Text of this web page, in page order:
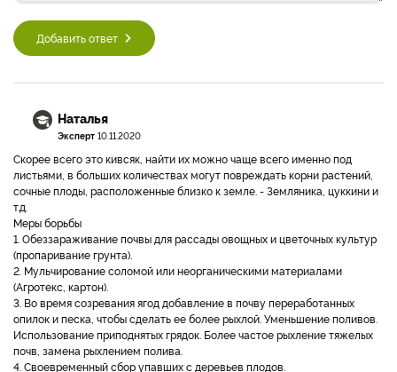
Добавить ответ
Наталья
Эксперт 10.11.2020
Скорее всего это кивcяк, найти их можно чаще всего именно под
листьями, в больших количествах могут повреждать корни растений,
сочные плоды, расположенные близко к земле. - Земляника, цуккини и
т.д.
Меры борьбы
1. Обеззараживание почвы для рассады овощных и цветочных культур
(пропаривание грунта).
2. Мульчирование соломой или неорганическими материалами
(Агротекс, картон).
3. Во время созревания ягод добавление в почву переработанных
опилок и песка, чтобы сделать ее более рыхлой. Уменьшение поливов.
Использование приподнятых грядок. Более частое рыхление тяжелых
почв, замена рыхлением полива.
4. Своевременный сбор упавших с деревьев плодов.